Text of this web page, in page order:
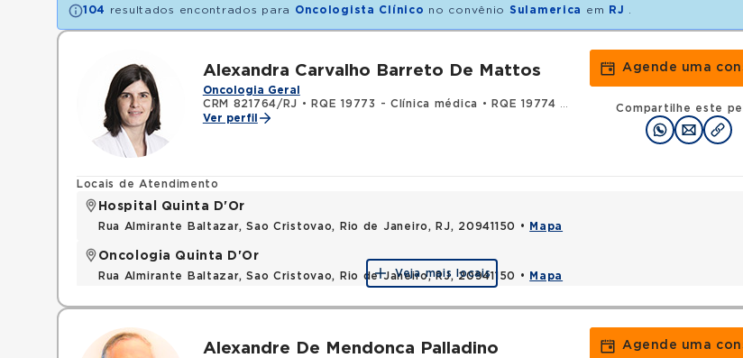
104 resultados encontrados para Oncologista Clínico no convênio Sulamerica em RJ
Alexandra Carvalho Barreto De Mattos
Oncologia Geral
CRM 821764/RJ • RQE 19773 - Clínica médica •
RQE 19774 - Oncologia clínica
Ver perfil
Agende uma
Compartilhe este
Locais de Atendimento
Hospital Quinta D'Or
Rua Almirante Baltazar, Sao Cristovao, Rio de Janeiro, RJ, 20941150 • Mapa
Oncologia Quinta D'Or
Rua Almirante Baltazar, Sao Cristovao, Rio de Janeiro, RJ, 20941150 • Mapa
Veja mais locais
Alexandre De Mendonca Palladino Agende uma